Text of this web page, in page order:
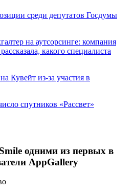
среди депутатов Госдумы
на аутсорсинге: компания
какого специалиста
Кувейт из-за участия в
спутников «Рассвет»
одними из первых в
AppGallery